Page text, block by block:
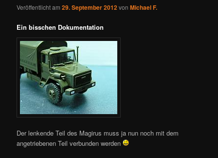
Veröffentlicht am29. September 2012vonMichael F.
Ein bisschen Dokumentation
Der lenkende Teil des Magirus muss ja nun noch mit dem
angetriebenen Teil verbunden werden